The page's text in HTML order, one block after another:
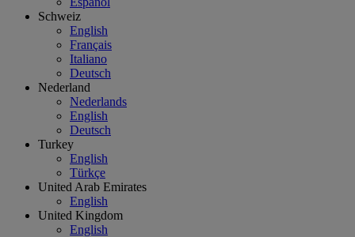
Schweiz
English
Français
Italiano
Deutsch
Nederland
Nederlands
English
Deutsch
Turkey
English
Türkçe
United Arab Emirates
English
United Kingdom
English